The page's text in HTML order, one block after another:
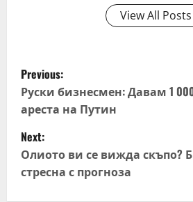
View All Posts
P
o
s
t
n
Previous:
Руски бизнесмен: Давам 1
ареста на Путин
Next:
Олиото ви се вижда скъпо?
стресна с прогноза